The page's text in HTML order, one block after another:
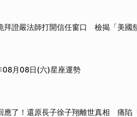
拜證嚴法師打開信任窗口 檢揭「美國
月08日(六)星座運勢
應了！還原長子徐子翔離世真相 痛陷